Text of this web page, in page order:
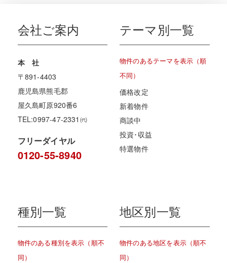
会社ご案内
本 社
〒891-4403
鹿児島県熊毛郡
屋久島町原920番6
TEL:0997-47-2331㈹
フリーダイヤル
0120-55-8940
テーマ別一覧
物件のあるテーマを表示（順
不同）
価格改定
新着物件
商談中
投資･収益
特選物件
種別一覧
物件のある種別を表示（順不
同）
地区別一覧
物件のある地区を表示（順不
同）